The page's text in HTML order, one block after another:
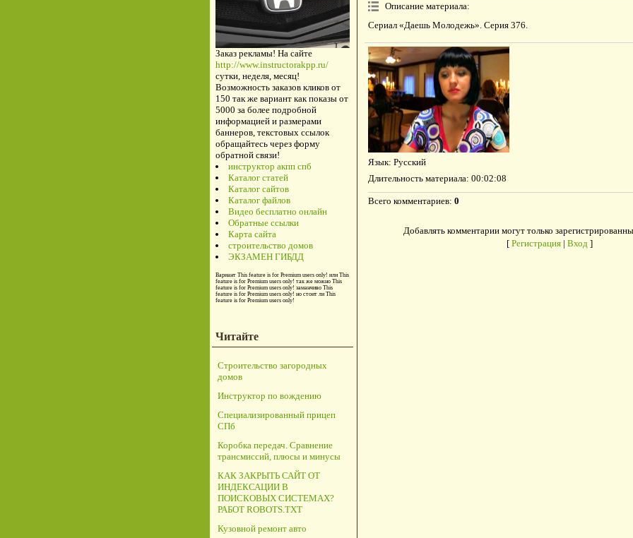
Заказ рекламы! На сайте
http://www.instructorakpp.ru/
сутки, неделя, месяц!
Возможность заказов кликов от
150 так же вариант как показы от
5000 за более подробной
информацией и размерами
баннеров, текстовых ссылок
обращайтесь через форму
обратной связи!
инструктор акпп спб
Каталог статей
Каталог сайтов
Каталог файлов
Видео бесплатно онлайн
Обратные ссылки
Карта сайта
строительство домов
ЭКЗАМЕН ГИБДД
Вариант This feature is for Premium users only! или This
feature is for Premium users only! так же можно This
feature is for Premium users only! заманчиво This
feature is for Premium users only! но стоит ли This
feature is for Premium users only!
Читайте
Строительство загородных
домов
Инструктор по вождению
Специализированный прицеп
СПб
Коробка передач. Сравнение
трансмиссий, плюсы и минусы
КАК ЗАКРЫТЬ САЙТ ОТ
ИНДЕКСАЦИИ В
ПОИСКОВЫХ СИСТЕМАХ?
РАБОТ ROBOTS.TXT
Кузовной ремонт авто
Описание материала:
Сериал «Даешь Молодежь». Серия 376.
Язык: Русский
Длительность материала: 00:02:08
Всего комментариев: 0
Добавлять комментарии могут только
[ Регистрация| Вход]